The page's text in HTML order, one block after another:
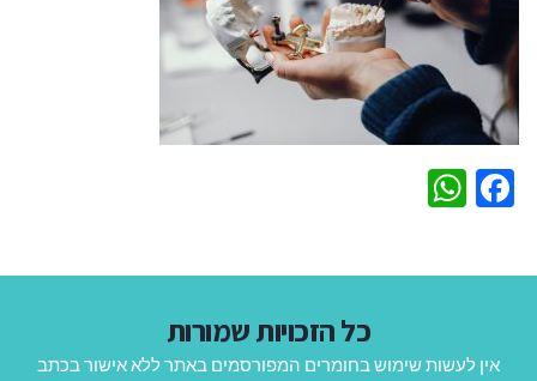
Facebook
כל הזכויות שמורות
אין לעשות שימוש בחומרים המפורסמים באתר ללא אישור בכתב